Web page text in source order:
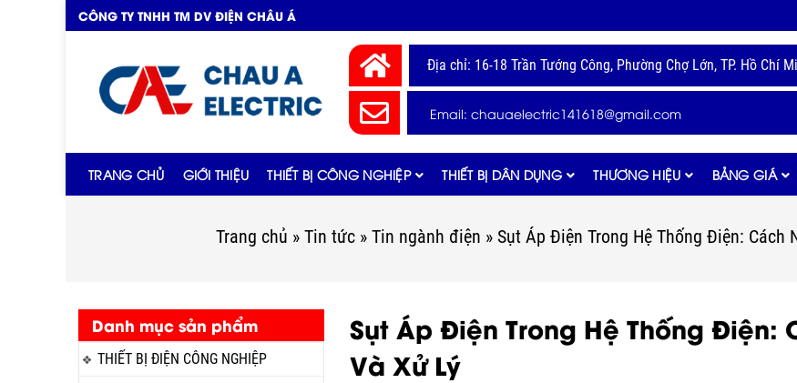
CÔNG TY TNHH TM DV ĐIỆN CHÂU Á
Địa chỉ: 16-18 Trần Tướng Công, Phường Chợ Lớn, TP. Hồ Chí
Email: chauaelectric141618@gmail.com
TRANG CHỦ GIỚI THIỆU THIẾT BỊ CÔNG NGHIỆP THIẾT BỊ DÂN DỤNG THƯƠNG HIỆU BẢNG GIÁ
Trang chủ » Tin tức» Tin ngành điện » Sụt Áp Điện Trong Hệ Thống Điện: Cách
Danh mục sản phẩm
THIẾT BỊ ĐIỆN CÔNG NGHIỆP
Sụt Áp Điện Trong Hệ Thống Điện:
Và Xử Lý